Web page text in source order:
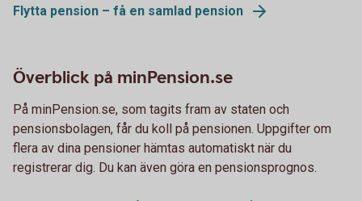
Flytta pension – få en samlad pension
Överblick på minPension.se
På minPension.se, som tagits fram av staten och
pensionsbolagen, får du koll på pensionen. Uppgifter om
flera av dina pensioner hämtas automatiskt när du
registrerar dig. Du kan även göra en pensionsprognos.